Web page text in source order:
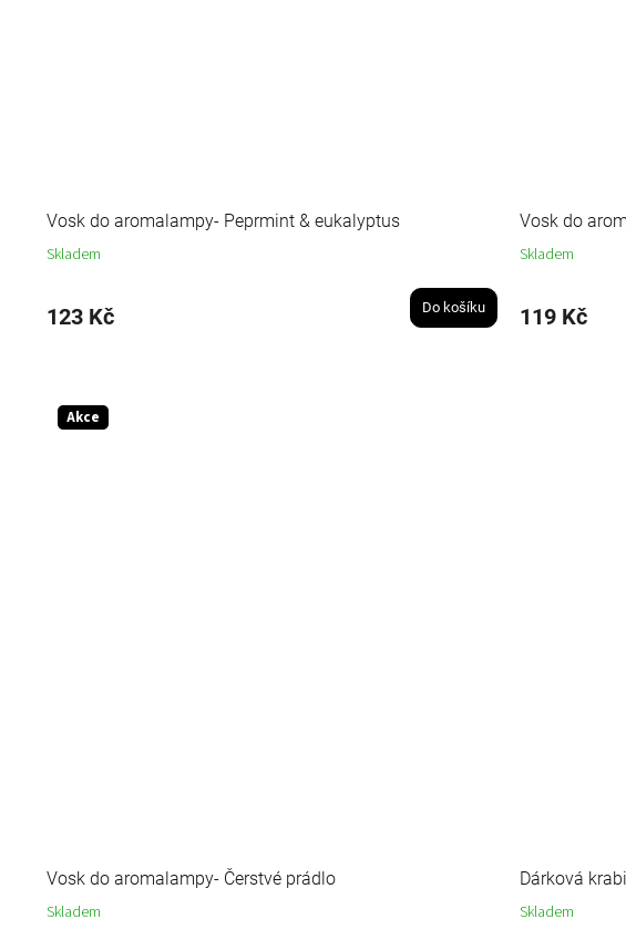
Vosk do aromalampy- Peprmint & eukalyptus
Skladem
123 Kč Do košíku
Vosk do
Skladem
119 Kč
Akce
Vosk do aromalampy- Čerstvé prádlo
Skladem
Dárková
Skladem